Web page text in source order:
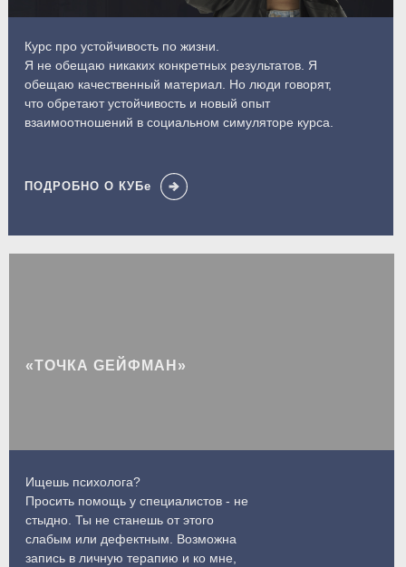
Курс про устойчивость по жизни.
Я не обещаю никаких конкретных результатов. Я
обещаю качественный материал. Но люди говорят,
что обретают устойчивость и новый опыт
взаимоотношений в социальном симуляторе курса.
ПОДРОБНО О КУБе
«ТОЧКА GЕЙФМАН»
Ищешь психолога?
Просить помощь у специалистов - не
стыдно. Ты не станешь от этого
слабым или дефектным. Возможна
запись в личную терапию и ко мне,